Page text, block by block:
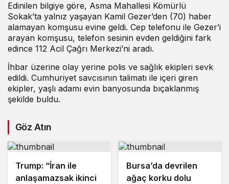
Edinilen bilgiye göre, Asma Mahallesi Kömürlü
Sokak’ta yalnız yaşayan Kamil Gezer’den (70) haber
alamayan komşusu evine geldi. Cep telefonu ile Gezer’i
arayan komşusu, telefon sesinin evden geldiğini fark
edince 112 Acil Çağrı Merkezi’ni aradı.
İhbar üzerine olay yerine polis ve sağlık ekipleri sevk
edildi. Cumhuriyet savcısının talimatı ile içeri giren
ekipler, yaşlı adamı evin banyosunda bıçaklanmış
şekilde buldu.
Göz Atın
Trump: “İran ile
anlaşamazsak ikinci
Bursa’da devrilen
ağaç korku dolu